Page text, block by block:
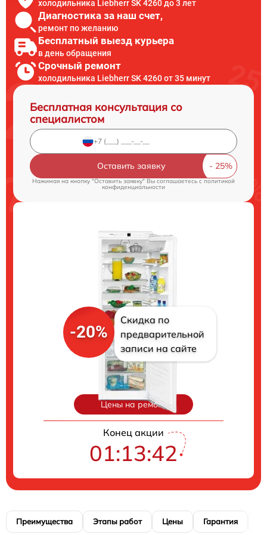
холодильника Liebherr SK 4260 до 3 лет
Диагностика за наш счет,
ремонт по желанию
Бесплатный выезд курьера
в день обращения
Срочный ремонт
холодильника Liebherr SK 4260 от 35 минут
Бесплатная консультация со
специалистом
Оставить заявку
Нажимая на кнопку "Оставить заявку" Вы соглашаетесь cполитикой
конфиденциальности
-20%
Скидка по
предварительной
записи на сайте
Цены на ремонт
Конец акции
01:13:41
Преимущества Этапы работ Цены Гарантия